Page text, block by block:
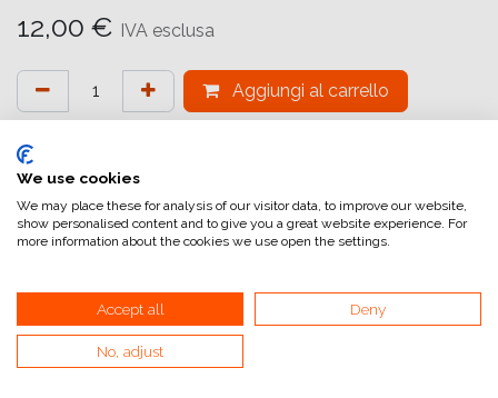
12,00 € IVA esclusa
Aggiungi al carrello
attualmente non a magazzino
Riferimento interno:BW RDL 025
We use cookies
We may place these for analysis of our visitor data, to improve our website,
show personalised content and to give you a great website experience. For
more information about the cookies we use open the settings.
Accept all Deny
No, adjust